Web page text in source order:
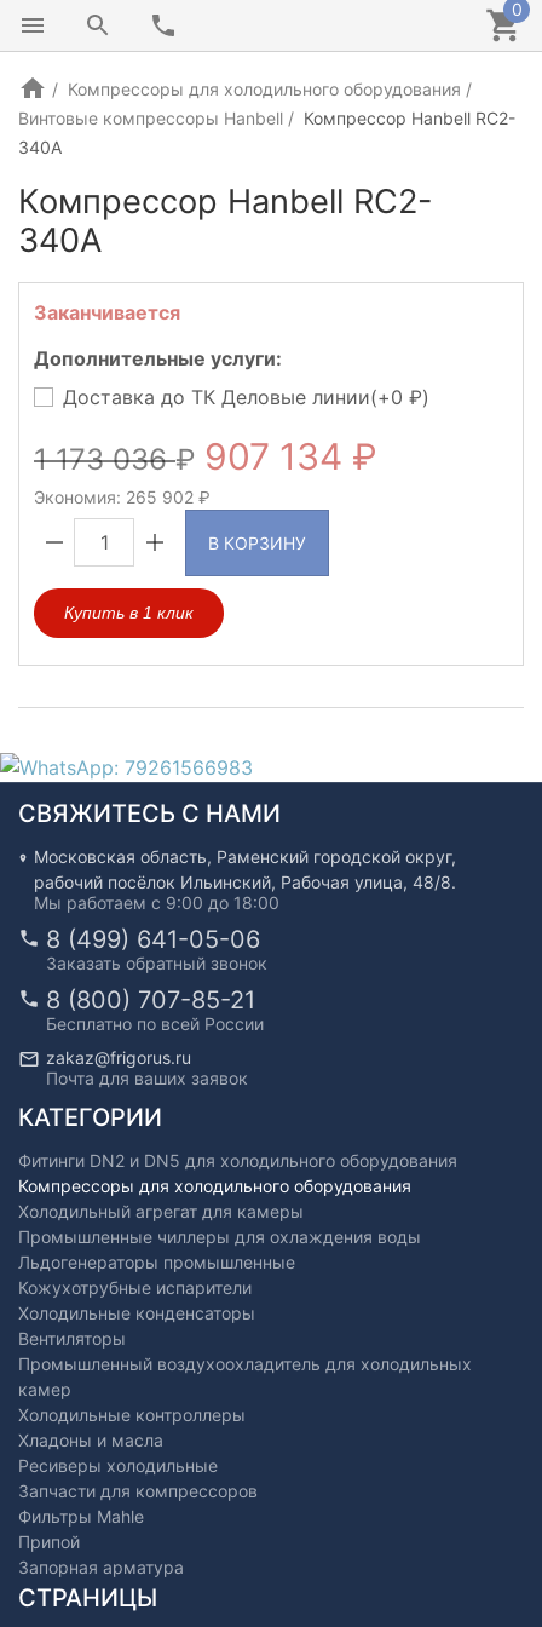
0
Компрессоры для холодильного оборудования
Винтовые компрессоры Hanbell
Компрессор Hanbell RC2-
340A
Компрессор Hanbell RC2-
340A
КИТАЙ
Заканчивается
Дополнительные услуги:
Доставка до ТК Деловые линии(+0 )
1 173 036 907 134
Экономия: 265 902
В КОРЗИНУ
Купить в 1 клик
СВЯЖИТЕСЬ С НАМИ
Московская область, Раменский городской округ,
рабочий посёлок Ильинский, Рабочая улица, 48/8.
Мы работаем с 9:00 до 18:00
8 (499) 641-05-06
Заказать обратный звонок
8 (800) 707-85-21
Бесплатно по всей России
zakaz@frigorus.ru
Почта для ваших заявок
КАТЕГОРИИ
Фитинги DN2 и DN5 для холодильного оборудования
Компрессоры для холодильного оборудования
Холодильный агрегат для камеры
Промышленные чиллеры для охлаждения воды
Льдогенераторы промышленные
Кожухотрубные испарители
Холодильные конденсаторы
Вентиляторы
Промышленный воздухоохладитель для холодильных
камер
Холодильные контроллеры
Хладоны и масла
Ресиверы холодильные
Запчасти для компрессоров
Фильтры Mahle
Припой
Запорная арматура
СТРАНИЦЫ